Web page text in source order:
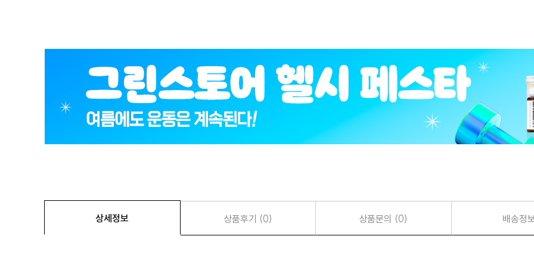
상세정보 상품후기 (0) 상품문의 (0) 배송정